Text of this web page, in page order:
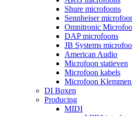
Shure microfoons
Sennheiser
Omnitronic
DAP microfoons
JB Systems
American Audio
Microfoon statieven
Microfoon kabels
Microfoon Klemmen
DI Boxen
Producing
MIDI